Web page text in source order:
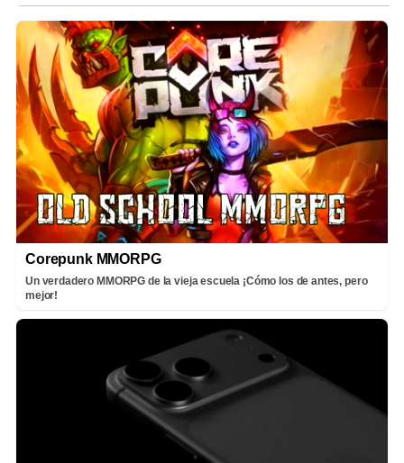
Corepunk MMORPG
Un verdadero MMORPG de la vieja escuela ¡Cómo los de antes, pero
mejor!